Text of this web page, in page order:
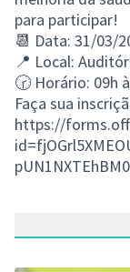
para participar!
📆 Data: 31/03/
📍 Local:
🕝 Horário: 09h
Faça sua
https://